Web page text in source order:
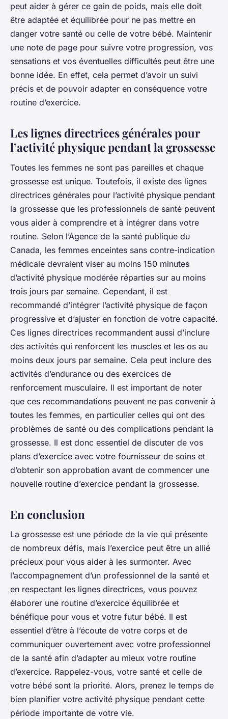
peut aider à gérer ce gain de poids, mais elle doit
être adaptée et équilibrée pour ne pas mettre en
danger votre santé ou celle de votre bébé. Maintenir
une note de page pour suivre votre progression, vos
sensations et vos éventuelles difficultés peut être une
bonne idée. En effet, cela permet d’avoir un suivi
précis et de pouvoir adapter en conséquence votre
routine d’exercice.
Les lignes directrices générales pour
l’activité physique pendant la grossesse
Toutes les femmes ne sont pas pareilles et chaque
grossesse est unique. Toutefois, il existe des lignes
directrices générales pour l’activité physique pendant
la grossesse que les professionnels de santé peuvent
vous aider à comprendre et à intégrer dans votre
routine. Selon l’Agence de la santé publique du
Canada, les femmes enceintes sans contre-indication
médicale devraient viser au moins 150 minutes
d’activité physique modérée réparties sur au moins
trois jours par semaine. Cependant, il est
recommandé d’intégrer l’activité physique de façon
progressive et d’ajuster en fonction de votre capacité.
Ces lignes directrices recommandent aussi d’inclure
des activités qui renforcent les muscles et les os au
moins deux jours par semaine. Cela peut inclure des
activités d’endurance ou des exercices de
renforcement musculaire. Il est important de noter
que ces recommandations peuvent ne pas convenir à
toutes les femmes, en particulier celles qui ont des
problèmes de santé ou des complications pendant la
grossesse. Il est donc essentiel de discuter de vos
plans d’exercice avec votre fournisseur de soins et
d’obtenir son approbation avant de commencer une
nouvelle routine d’exercice pendant la grossesse.
En conclusion
La grossesse est une période de la vie qui présente
de nombreux défis, mais l’exercice peut être un allié
précieux pour vous aider à les surmonter. Avec
l’accompagnement d’un professionnel de la santé et
en respectant les lignes directrices, vous pouvez
élaborer une routine d’exercice équilibrée et
bénéfique pour vous et votre futur bébé. Il est
essentiel d’être à l’écoute de votre corps et de
communiquer ouvertement avec votre professionnel
de la santé afin d’adapter au mieux votre routine
d’exercice. Rappelez-vous, votre santé et celle de
votre bébé sont la priorité. Alors, prenez le temps de
bien planifier votre activité physique pendant cette
période importante de votre vie.